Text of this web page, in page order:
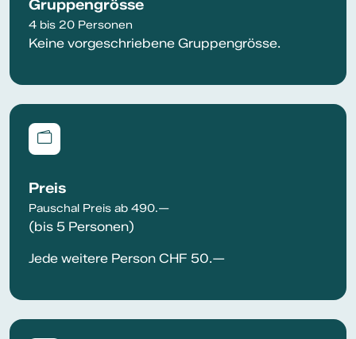
Gruppengrösse
4 bis 20 Personen
Keine vorgeschriebene Gruppengrösse.
Preis
Pauschal Preis ab 490.—
(bis 5 Personen)
Jede weitere Person CHF 50.—